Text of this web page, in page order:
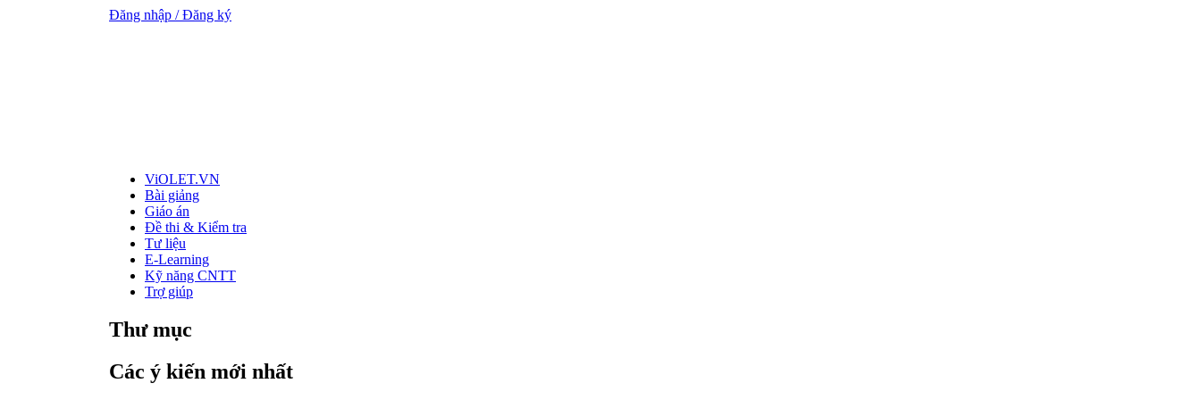
Đăng nhập / Đăng ký
ViOLET.VN
Bài giảng
Giáo án
Đề thi & Kiểm tra
Tư liệu
E-Learning
Kỹ năng CNTT
Trợ giúp
Thư mục
Các ý kiến mới nhất